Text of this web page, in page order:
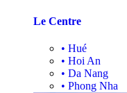
Le Centre
• Hué
• Hoi An
• Da Nang
• Phong Nha